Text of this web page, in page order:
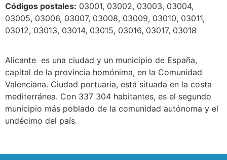
Códigos postales: 03001, 03002, 03003, 03004,
03005, 03006, 03007, 03008, 03009, 03010, 03011,
03012, 03013, 03014, 03015, 03016, 03017, 03018
Alicante ​ es una ciudad y un municipio de España,
capital de la provincia homónima, en la Comunidad
Valenciana. Ciudad portuaria, está situada en la costa
mediterránea. Con 337 304 habitantes, es el segundo
municipio más poblado de la comunidad autónoma y el
undécimo del país.